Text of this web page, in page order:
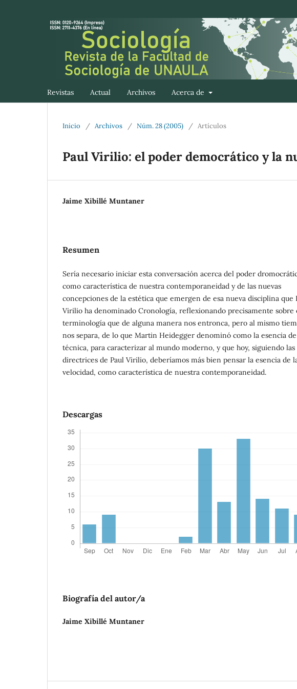
Revistas Actual Archivos Acerca de
Inicio / Archivos / Núm. 28 (2005) / Artículos
Paul Virilio: el poder democrático y la
Jaime Xibillé Muntaner
Resumen
Sería necesario iniciar esta conversación acerca del poder
como característica de nuestra contemporaneidad y de las nuevas
concepciones de la estética que emergen de esa nueva disciplina que
Virilio ha denominado Cronología, reflexionando precisamente sobre
terminología que de alguna manera nos entronca, pero al mismo
nos separa, de lo que Martin Heidegger denominó como la esencia
técnica, para caracterizar al mundo moderno, y que hoy, siguiendo las
directrices de Paul Virilio, deberíamos más bien pensar la esencia de
velocidad, como característica de nuestra contemporaneidad.
Descargas
Biografía del autor/a
Jaime Xibillé Muntaner